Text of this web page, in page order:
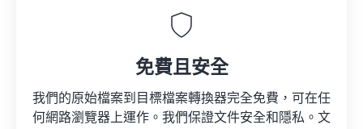
免費且安全
我們的原始檔案到目標檔案轉換器完全免費，可在任
何網路瀏覽器上運作。我們保證文件安全和隱私。文